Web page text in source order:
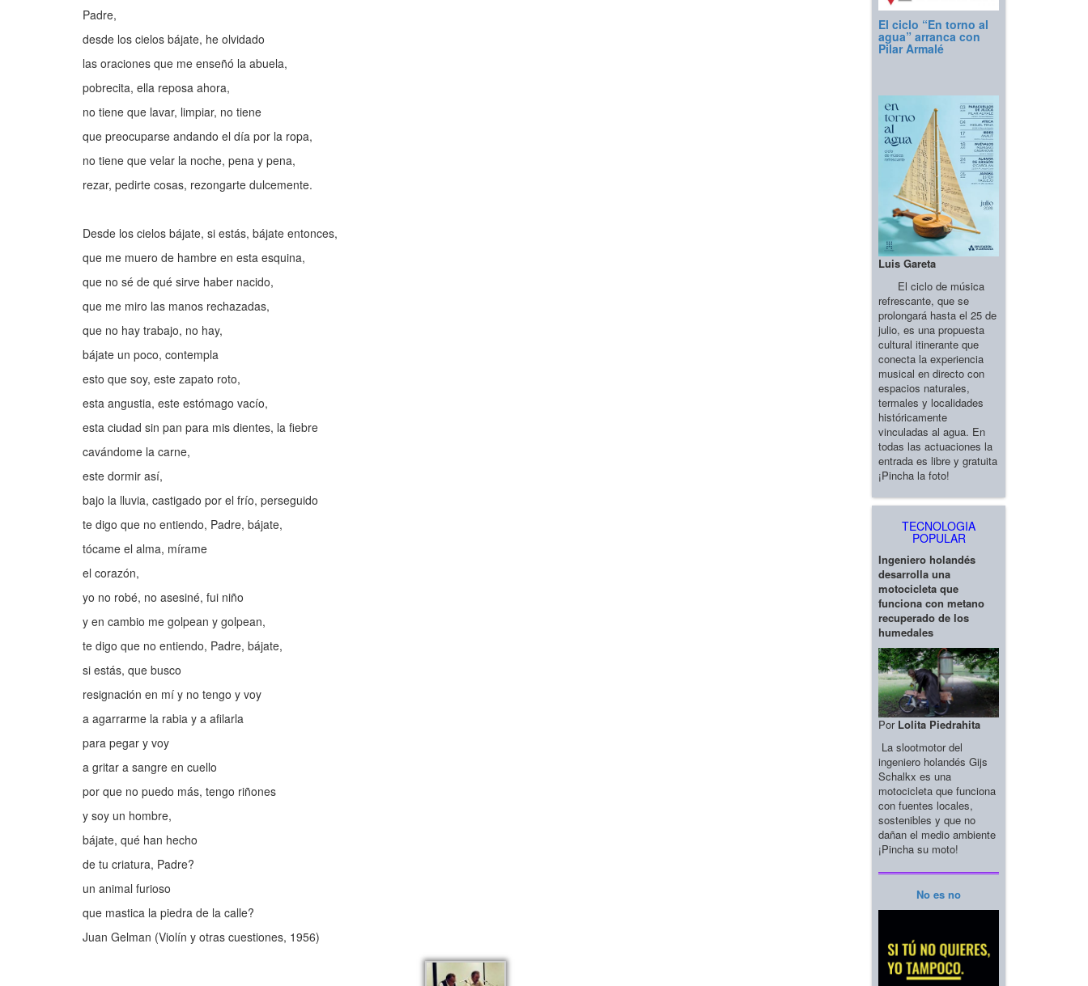
Padre,
desde los cielos bájate, he olvidado
las oraciones que me enseñó la abuela,
pobrecita, ella reposa ahora,
no tiene que lavar, limpiar, no tiene
que preocuparse andando el día por la ropa,
no tiene que velar la noche, pena y pena,
rezar, pedirte cosas, rezongarte dulcemente.
Desde los cielos bájate, si estás, bájate entonces,
que me muero de hambre en esta esquina,
que no sé de qué sirve haber nacido,
que me miro las manos rechazadas,
que no hay trabajo, no hay,
bájate un poco, contempla
esto que soy, este zapato roto,
esta angustia, este estómago vacío,
esta ciudad sin pan para mis dientes, la fiebre
cavándome la carne,
este dormir así,
bajo la lluvia, castigado por el frío, perseguido
te digo que no entiendo, Padre, bájate,
tócame el alma, mírame
el corazón,
yo no robé, no asesiné, fui niño
y en cambio me golpean y golpean,
te digo que no entiendo, Padre, bájate,
si estás, que busco
resignación en mí y no tengo y voy
a agarrarme la rabia y a afilarla
para pegar y voy
a gritar a sangre en cuello
por que no puedo más, tengo riñones
y soy un hombre,
bájate, qué han hecho
de tu criatura, Padre?
un animal furioso
que mastica la piedra de la calle?
Juan Gelman (Violín y otras cuestiones, 1956)
El ciclo “En torno al
agua” arranca con
Pilar Armalé
Luis Gareta
El ciclo de música
refrescante, que se
prolongará hasta el 25 de
julio, es una propuesta
cultural itinerante que
conecta la experiencia
musical en directo con
espacios naturales,
termales y localidades
históricamente
vinculadas al agua. En
todas las actuaciones la
entrada es libre y gratuita
¡Pincha la foto!
TECNOLOGIA
POPULAR
Ingeniero holandés
desarrolla una
motocicleta que
funciona con metano
recuperado de los
humedales
Por Lolita Piedrahita
La slootmotor del
ingeniero holandés Gijs
Schalkx es una
motocicleta que funciona
con fuentes locales,
sostenibles y que no
dañan el medio ambiente
¡Pincha su moto!
No es no